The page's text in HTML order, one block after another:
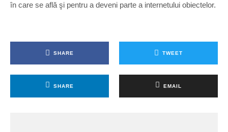
în care se află şi pentru a deveni parte a internetului obiectelor.
SHARE TWEET
SHARE EMAIL